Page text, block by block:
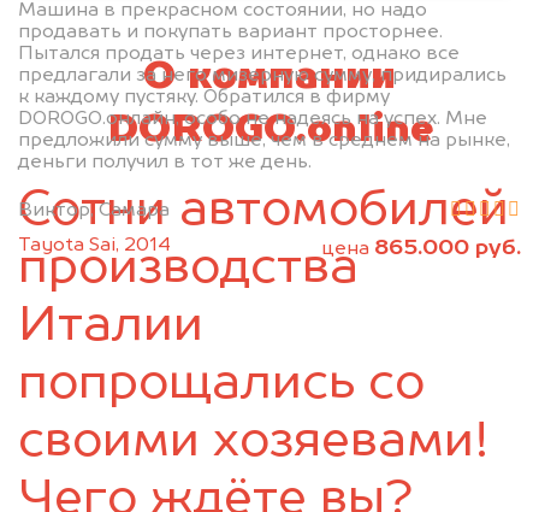
Машина в прекрасном состоянии, но надо
продавать и покупать вариант просторнее.
Пытался продать через интернет, однако все
предлагали за него мизерную сумму, придирались
к каждому пустяку. Обратился в фирму
DOROGO.онлайн, особо не надеясь на успех. Мне
предложили сумму выше, чем в среднем на рынке,
деньги получил в тот же день.
Виктор, Самара
Tayota Sai, 2014
цена 865.000 руб.
Сергиевск
Сургут
Сызрань
Тольятти
Хворостянка
Чапаевск
Челно-Вершины
Шентала
Шигоны
О компании
DOROGO.online
Сотни автомобилей
производства
Италии
попрощались со
своими хозяевами!
Чего ждёте вы?